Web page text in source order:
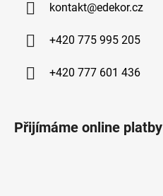
kontakt@edekor.cz
+420 775 995 205
+420 777 601 436
Přijímáme online platby